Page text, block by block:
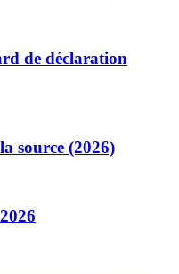
de déclaration
source (2026)